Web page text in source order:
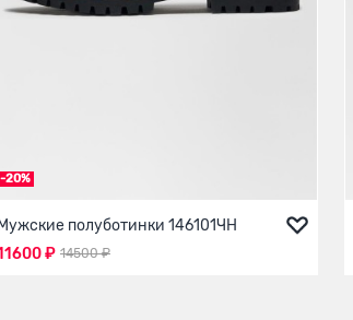
-20%
Мужские полуботинки 146101ЧН
14500 ₽
₽